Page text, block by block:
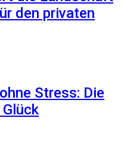
den privaten
Stress: Die